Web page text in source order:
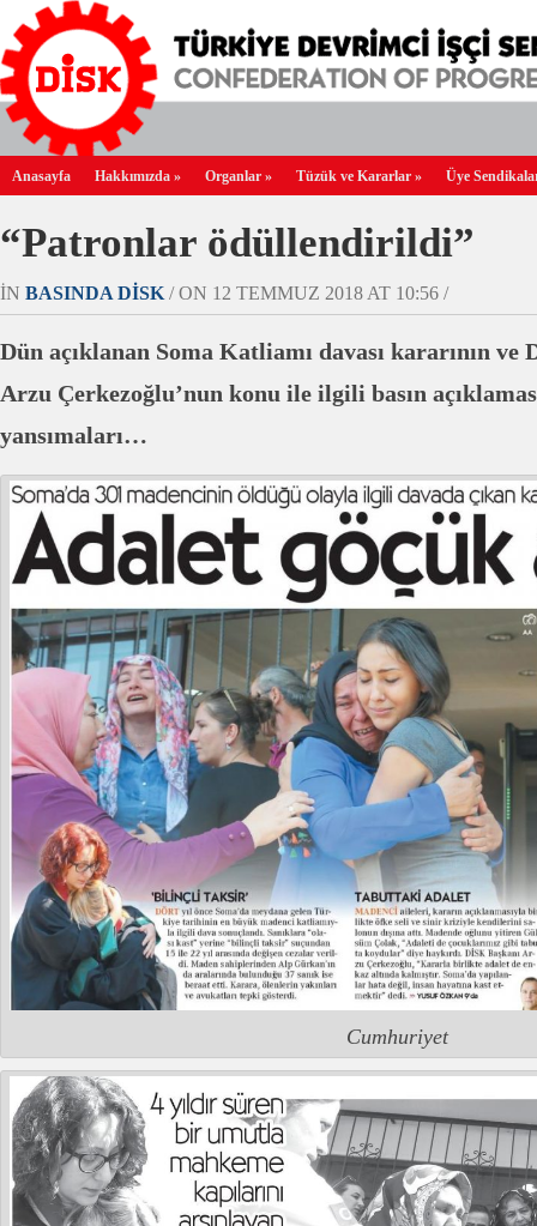
Anasayfa Hakkımızda » Organlar » Tüzük ve Kararlar » Üye
“Patronlar ödüllendirildi”
IN BASINDA DİSK/ ON 12 TEMMUZ 2018 AT 10:56 /
Dün açıklanan Soma Katliamı davası kararının ve
Arzu Çerkezoğlu’nun konu ile ilgili basın
yansımaları…
Cumhuriyet